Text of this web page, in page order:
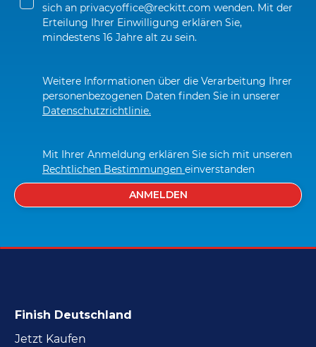
sich an privacyoffice@reckitt.com wenden. Mit der
Erteilung Ihrer Einwilligung erklären Sie,
mindestens 16 Jahre alt zu sein.
Weitere Informationen über die Verarbeitung Ihrer
Datenschutzrichtlinie.
Rechtlichen Bestimmungen einverstanden
ANMELDEN
Finish Deutschland
Jetzt Kaufen